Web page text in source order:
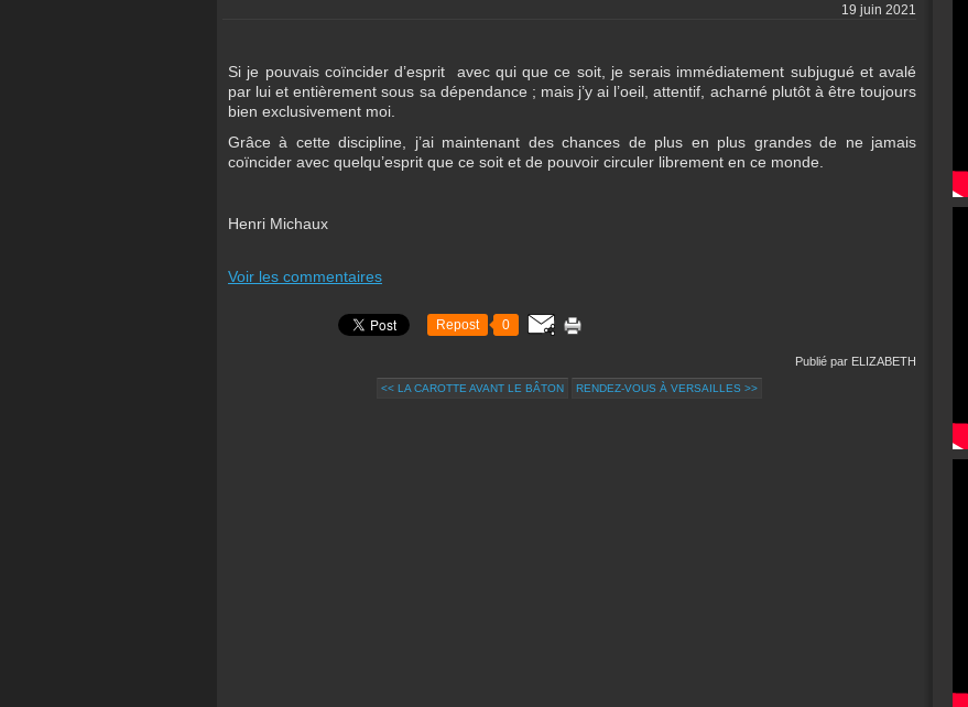
19 juin 2021
Si je pouvais coïncider d’esprit avec qui que ce soit, je serais immédiatement subjugué et avalé
par lui et entièrement sous sa dépendance ; mais j’y ai l’oeil, attentif, acharné plutôt à être toujours
bien exclusivement moi.
Grâce à cette discipline, j’ai maintenant des chances de plus en plus grandes de ne jamais
coïncider avec quelqu’esprit que ce soit et de pouvoir circuler librement en ce monde.
Henri Michaux
Voir les commentaires
Repost 0
Publié par ELIZABETH
<< LA CAROTTE AVANT LE BÂTON RENDEZ-VOUS À VERSAILLES >>